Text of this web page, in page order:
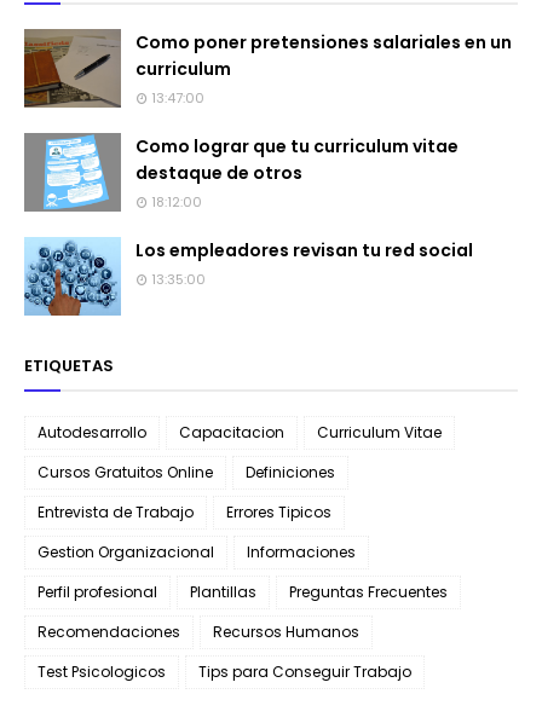
Como poner pretensiones salariales en un
curriculum
13:47:00
Como lograr que tu curriculum vitae
destaque de otros
18:12:00
Los empleadores revisan tu red social
13:35:00
ETIQUETAS
Autodesarrollo Capacitacion
Curriculum Vitae
Cursos Gratuitos Online
Definiciones
Entrevista de Trabajo
Errores Tipicos
Gestion Organizacional
Informaciones
Perfil profesional
Plantillas
Preguntas Frecuentes
Recomendaciones
Recursos Humanos
Test Psicologicos
Tips para Conseguir Trabajo